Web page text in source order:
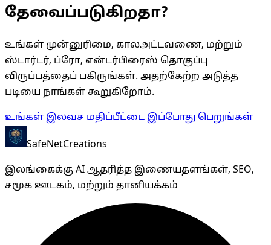
தேவைப்படுகிறதா?
உங்கள் முன்னுரிமை, காலஅட்டவணை, மற்றும்
ஸ்டார்டர், ப்ரோ, என்டர்பிரைஸ் தொகுப்பு
விருப்பத்தைப் பகிருங்கள். அதற்கேற்ற அடுத்த
படியை நாங்கள் கூறுகிறோம்.
உங்கள் இலவச மதிப்பீட்டை இப்போது பெறுங்கள்
SafeNetCreations
இலங்கைக்கு AI ஆதரித்த இணையதளங்கள், SEO,
சமூக ஊடகம், மற்றும் தானியக்கம்